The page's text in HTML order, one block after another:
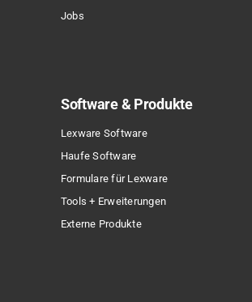
Jobs
Software & Produkte
Lexware Software
Haufe Software
Formulare für Lexware
Tools + Erweiterungen
Externe Produkte